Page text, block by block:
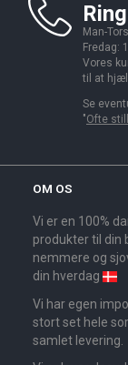
Man-
Fredag:
Vores
til at
Se
"Ofte
OM OS
Vi er en 100%
produkter til din
nemmere og
din hverdag
Vi har egen
stort set hele
samlet levering.